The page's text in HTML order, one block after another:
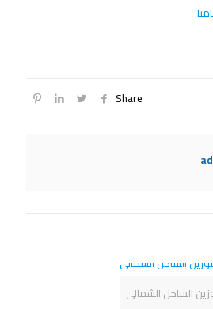
Share
الساحل الشمالى